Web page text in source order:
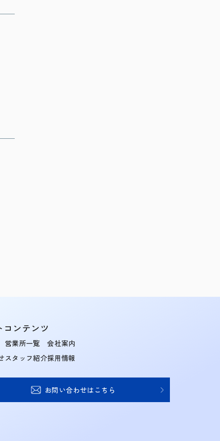
コンテンツ
営業所一覧
スタッフ紹介
会社案内
採用情報
お問い合わせはこちら